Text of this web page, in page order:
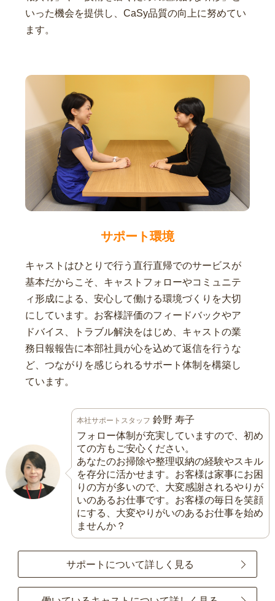
いった機会を提供し、CaSy品質の向上に努めてい
ます。
サポート環境
キャストはひとりで行う直行直帰でのサービスが
基本だからこそ、キャストフォローやコミュニテ
ィ形成による、安心して働ける環境づくりを大切
にしています。お客様評価のフィードバックやア
ドバイス、トラブル解決をはじめ、キャストの業
務日報報告に本部社員が心を込めて返信を行うな
ど、つながりを感じられるサポート体制を構築し
ています。
本社サポートスタッフ 鈴野 寿子
フォロー体制が充実していますので、初め
ての方もご安心ください。
あなたのお掃除や整理収納の経験やスキル
を存分に活かせます。お客様は家事にお困
りの方が多いので、大変感謝されるやりが
いのあるお仕事です。お客様の毎日を笑顔
にする、大変やりがいのあるお仕事を始め
ませんか？
サポートについて詳しく見る